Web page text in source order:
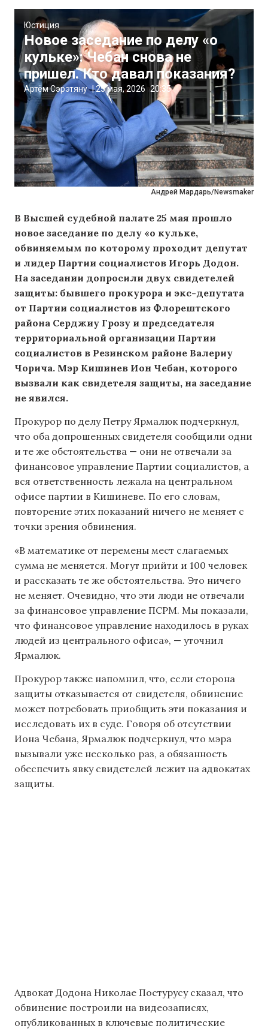
Андрей Мардарь/Newsmaker
Юстиция
Новое заседание по делу «о
кульке»: Чебан снова не
пришел. Кто давал показания?
Артём Сэрэтяну |25 мая, 2026 20:35
В Высшей судебной палате 25 мая прошло
новое заседание по делу «о кульке,
обвиняемым по которому проходит депутат
и лидер Партии социалистов Игорь Додон.
На заседании допросили двух свидетелей
защиты: бывшего прокурора и экс-депутата
от Партии социалистов из Флорештского
района Серджиу Грозу и председателя
территориальной организации Партии
социалистов в Резинском районе Валериу
Чорича. Мэр Кишинев Ион Чебан, которого
вызвали как свидетеля защиты, на заседание
не явился.
Прокурор по делу Петру Ярмалюк подчеркнул,
что оба допрошенных свидетеля сообщили одни
и те же обстоятельства — они не отвечали за
финансовое управление Партии социалистов, а
вся ответственность лежала на центральном
офисе партии в Кишиневе. По его словам,
повторение этих показаний ничего не меняет с
точки зрения обвинения.
«В математике от перемены мест слагаемых
сумма не меняется. Могут прийти и 100 человек
и рассказать те же обстоятельства. Это ничего
не меняет. Очевидно, что эти люди не отвечали
за финансовое управление ПСРМ. Мы показали,
что финансовое управление находилось в руках
людей из центрального офиса», — уточнил
Ярмалюк.
Прокурор также напомнил, что, если сторона
защиты отказывается от свидетеля, обвинение
может потребовать приобщить эти показания и
исследовать их в суде. Говоря об отсутствии
Иона Чебана, Ярмалюк подчеркнул, что мэра
вызывали уже несколько раз, а обязанность
обеспечить явку свидетелей лежит на адвокатах
защиты.
Адвокат Додона Николае Постурусу сказал, что
обвинение построили на видеозаписях,
опубликованных в ключевые политические